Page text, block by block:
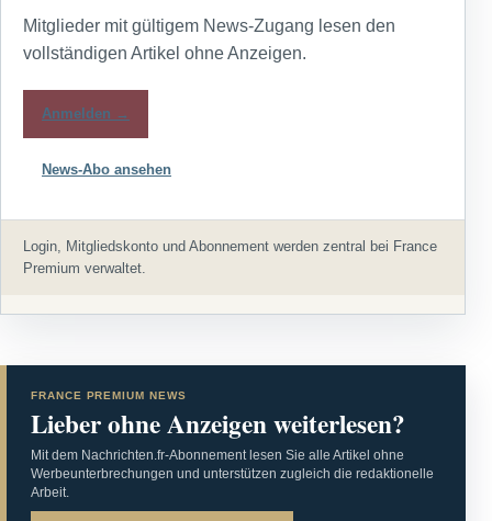
Mitglieder mit gültigem News-Zugang lesen den
vollständigen Artikel ohne Anzeigen.
Anmelden →
News-Abo ansehen
Login, Mitgliedskonto und Abonnement werden zentral bei France
Premium verwaltet.
FRANCE PREMIUM NEWS
Lieber ohne Anzeigen weiterlesen?
Mit dem Nachrichten.fr-Abonnement lesen Sie alle Artikel ohne
Werbeunterbrechungen und unterstützen zugleich die redaktionelle
Arbeit.